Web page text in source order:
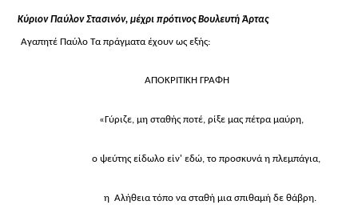
Κύριον Παύλον Στασινόν, μέχρι πρότινος Βουλευτή Άρτας
Αγαπητέ Παύλο Τα πράγματα έχουν ως εξής:
ΑΠΟΚΡΙΤΙΚΗ ΓΡΑΦΗ
«Γύριζε, μη σταθής ποτέ, ρίξε μας πέτρα μαύρη,
ο ψεύτης είδωλο είν' εδώ, το προσκυνά η πλεμπάγια,
η Αλήθεια τόπο να σταθή μια σπιθαμή δε θάβρη.